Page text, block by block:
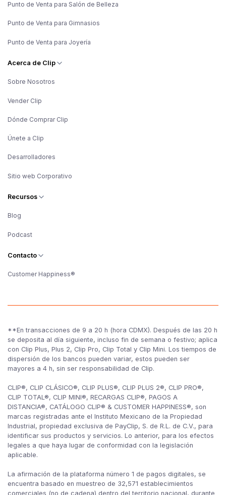
Punto de Venta para Salón de Belleza
Punto de Venta para Gimnasios
Punto de Venta para Joyería
Acerca de Clip
Sobre Nosotros
Vender Clip
Dónde Comprar Clip
Únete a Clip
Desarrolladores
Sitio web Corporativo
Recursos
Blog
Podcast
Contacto
Customer Happiness®
**En transacciones de 9 a 20 h (hora CDMX). Después de las 20 h
se deposita al día siguiente, incluso fin de semana o festivo; aplica
con Clip Plus, Plus 2, Clip Pro, Clip Total y Clip Mini. Los tiempos de
dispersión de los bancos pueden variar, estos pueden ser
mayores a 4 h, sin ser responsabilidad de Clip.
CLIP®, CLIP CLÁSICO®, CLIP PLUS®, CLIP PLUS 2®, CLIP PRO®,
CLIP TOTAL®, CLIP MINI®, RECARGAS CLIP®, PAGOS A
DISTANCIA®, CATÁLOGO CLIP® & CUSTOMER HAPPINESS®, son
marcas registradas ante el Instituto Mexicano de la Propiedad
Industrial, propiedad exclusiva de PayClip, S. de R.L. de C.V., para
identificar sus productos y servicios. Lo anterior, para los efectos
legales a que haya lugar de conformidad con la legislación
aplicable.
La afirmación de la plataforma número 1 de pagos digitales, se
encuentra basado en muestreo de 32,571 establecimientos
comerciales (no de cadena) dentro del territorio nacional, durante